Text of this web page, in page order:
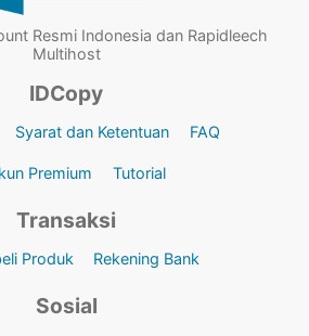
Resmi Indonesia dan Rapidleech
Multihost
IDCopy
Syarat dan Ketentuan FAQ
Premium Tutorial
Transaksi
Produk Rekening Bank
Sosial